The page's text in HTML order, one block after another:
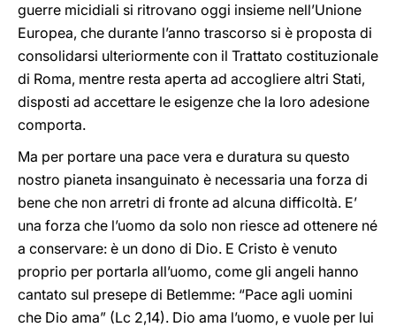
guerre micidiali si ritrovano oggi insieme nell’Unione
Europea, che durante l’anno trascorso si è proposta di
consolidarsi ulteriormente con il Trattato costituzionale
di Roma, mentre resta aperta ad accogliere altri Stati,
disposti ad accettare le esigenze che la loro adesione
comporta.
Ma per portare una pace vera e duratura su questo
nostro pianeta insanguinato è necessaria una forza di
bene che non arretri di fronte ad alcuna difficoltà. E’
una forza che l’uomo da solo non riesce ad ottenere né
a conservare: è un dono di Dio. E Cristo è venuto
proprio per portarla all’uomo, come gli angeli hanno
cantato sul presepe di Betlemme: “Pace agli uomini
che Dio ama” (Lc 2,14). Dio ama l’uomo, e vuole per lui